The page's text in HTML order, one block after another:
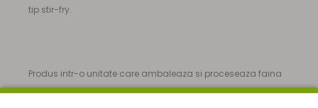
tip stir-fry.
Produs intr-o unitate care ambaleaza si proceseaza faina
din cereale, mustar, soia, nuci, alune, seminte de susan,